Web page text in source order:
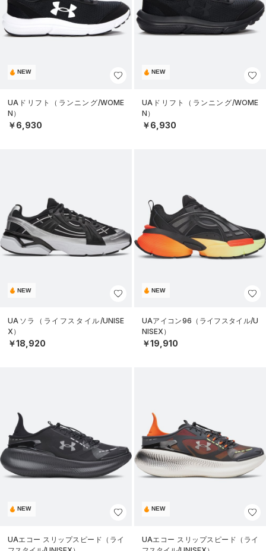
NEW
UAドリフト（ランニング/WOME
N）
￥6,930
NEW
UAドリフト（ランニング/WOME
N）
￥6,930
NEW
UAソラ（ライフスタイル/UNISE
X）
￥18,920
NEW
UAアイコン96（ライフスタイル/U
NISEX）
￥19,910
NEW
UAエコー スリップスピード（ライ
NEW
UAエコー スリップスピード（ライ